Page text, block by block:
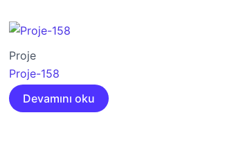
Proje
Proje-158
Devamını oku